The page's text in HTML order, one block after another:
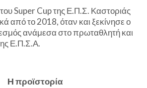
του Super Cup της Ε.Π.Σ. Καστοριάς
από το 2018, όταν και ξεκίνησε ο
ανάμεσα στο πρωταθλητή και
Ε.Π.Σ.Α.
H προϊστορία